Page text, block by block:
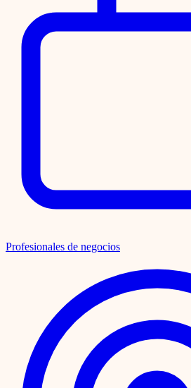
Profesionales de negocios